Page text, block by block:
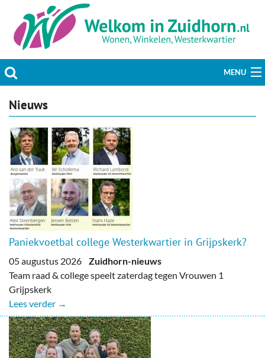
MENU
Actueel
Hobby & Vrije tijd
Welzijn & Maatschappij
Bedrijven
Prikbord & Aanbiedingen
Plaats bericht
Nieuws
Paniekvoetbal college Westerkwartier in Grijpskerk?
05 augustus 2026 Zuidhorn-nieuws
Team raad & college speelt zaterdag tegen Vrouwen 1
Grijpskerk
Lees verder →